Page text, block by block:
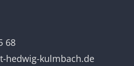
68
hedwig-kulmbach.de